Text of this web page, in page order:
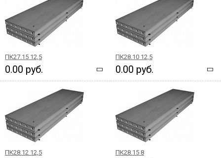
ПК27.15 12,5
0.00 руб.
ПК28.10 12,5
0.00 руб.
ПК28.12 12,5 ПК28.15 8